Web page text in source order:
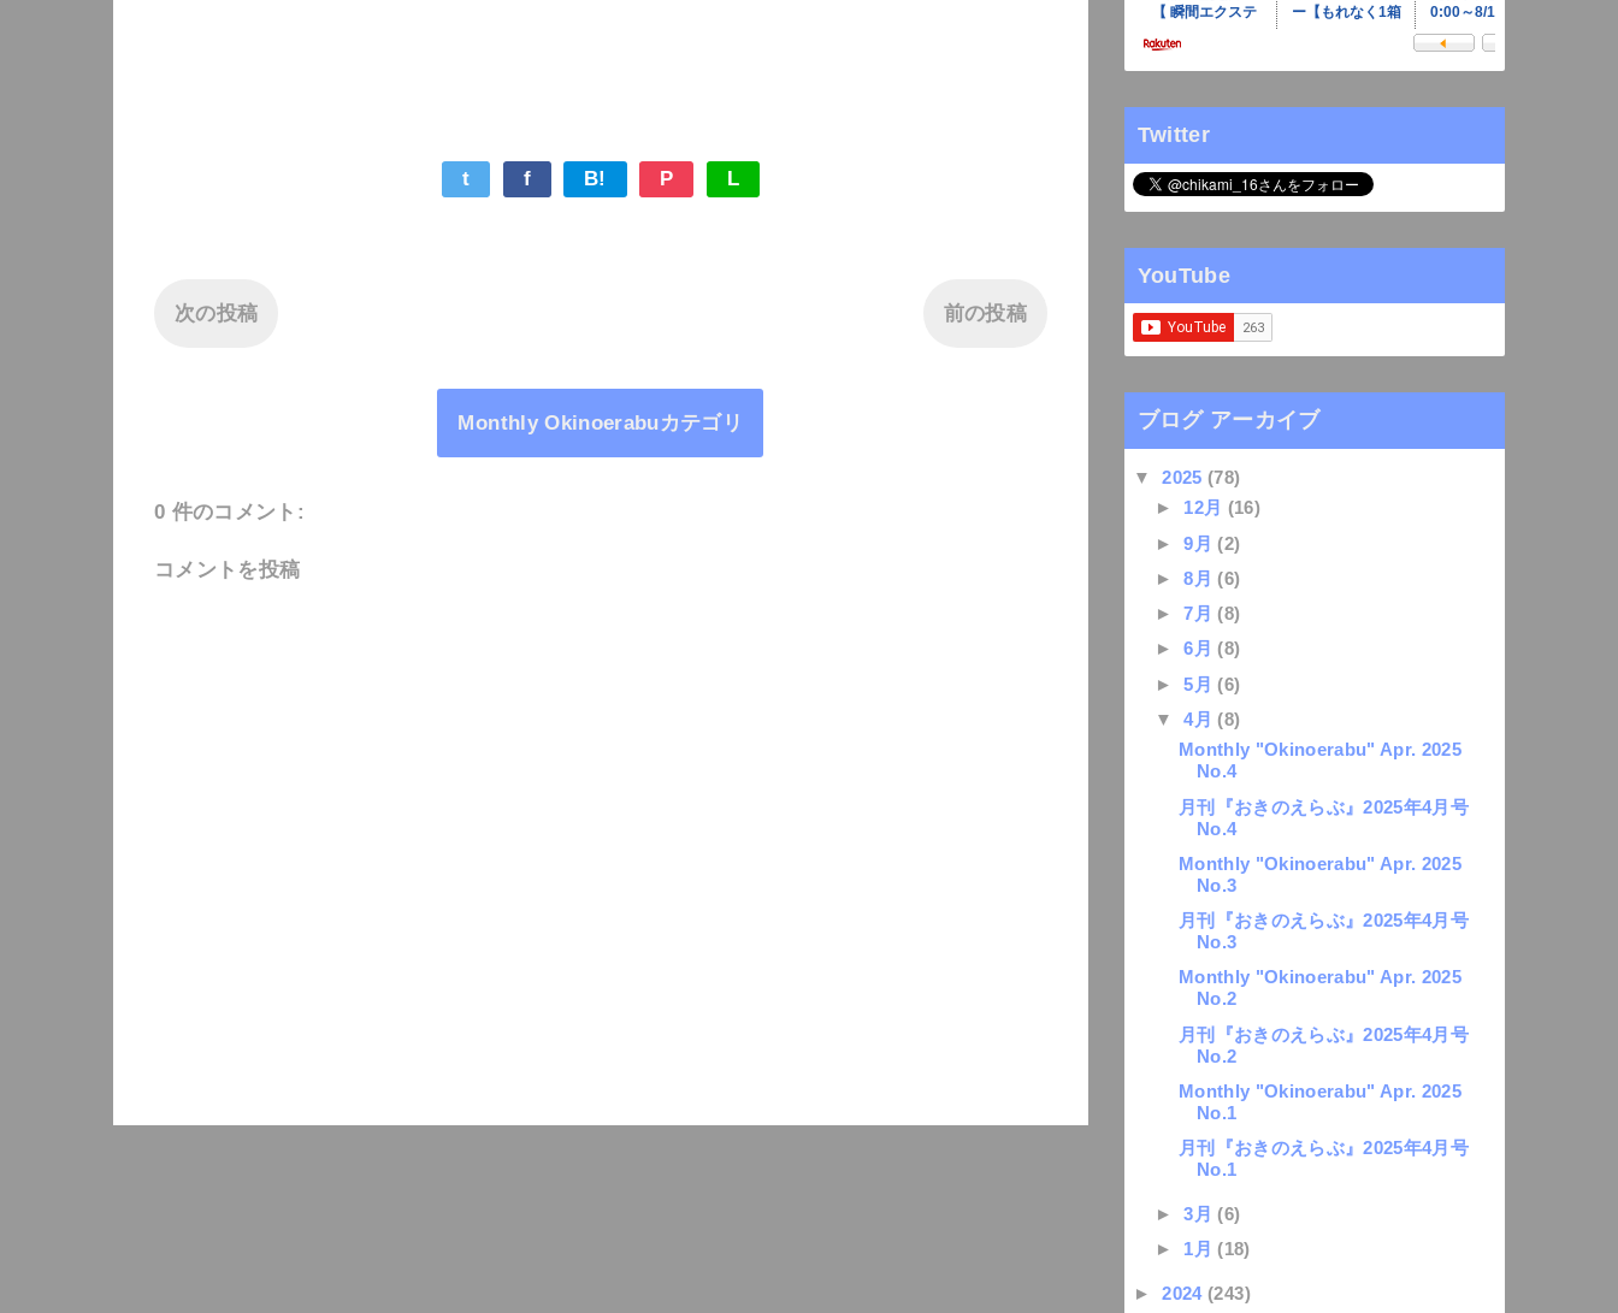
t f B! P L
次の投稿 前の投稿
Monthly Okinoerabuカテゴリ
0 件のコメント:
コメントを投稿
Twitter
YouTube
ブログ アーカイブ
▼2025 (78)
► 12月 (16)
►9月 (2)
►8月 (6)
►7月 (8)
►6月 (8)
►5月 (6)
▼4月 (8)
Monthly "Okinoerabu" Apr. 2025
No.4
月刊『おきのえらぶ』2025年4月号
No.4
Monthly "Okinoerabu" Apr. 2025
No.3
月刊『おきのえらぶ』2025年4月号
No.3
Monthly "Okinoerabu" Apr. 2025
No.2
月刊『おきのえらぶ』2025年4月号
No.2
Monthly "Okinoerabu" Apr. 2025
No.1
月刊『おきのえらぶ』2025年4月号
No.1
►3月 (6)
► 1月 (18)
►2024 (243)